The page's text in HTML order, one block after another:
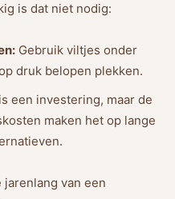
is dat niet nodig:
Gebruik viltjes onder
druk belopen plekken.
een investering, maar de
maken het op lange
van een